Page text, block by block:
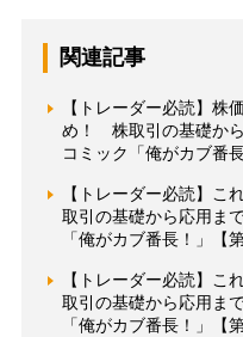
関連記事
【トレーダー必読】株
め！ 株取引の基礎か
コミック「俺がカブ番
【トレーダー必読】
取引の基礎から応用ま
「俺がカブ番長！」【
【トレーダー必読】
取引の基礎から応用ま
「俺がカブ番長！」【